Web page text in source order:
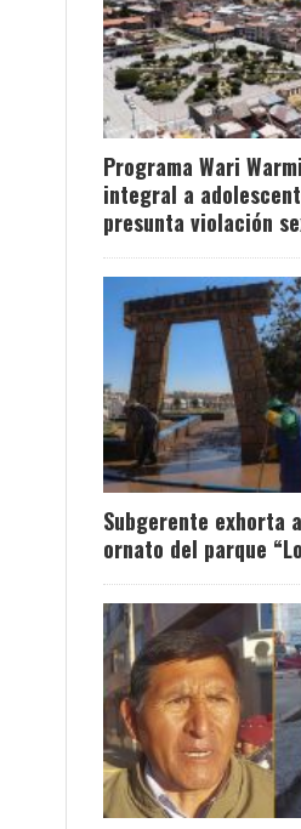
Programa Wari
integral a
presunta violación
Subgerente exhorta
ornato del parque